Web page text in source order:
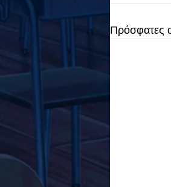
Πρόσφατες